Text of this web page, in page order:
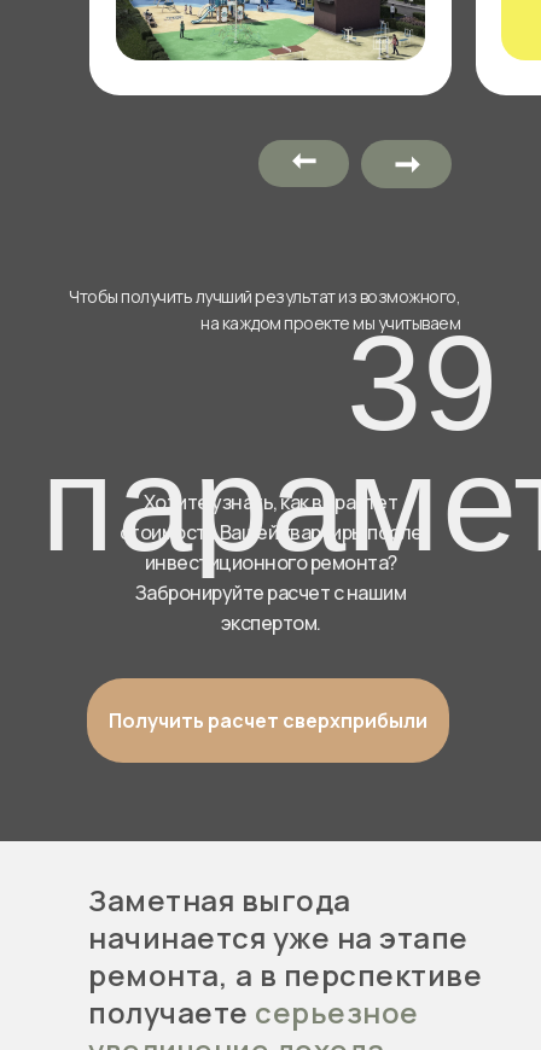
➞
➞
39
Чтобы получить лучший результат из возможного,
на каждом проекте мы учитываем
Хотите узнать, как вырастет
стоимость Вашей квартиры после
инвестиционного ремонта?
Забронируйте расчет с нашим
экспертом.
Получить расчет сверхприбыли
Заметная выгода
начинается уже на этапе
ремонта, а в перспективе
получаете серьезное